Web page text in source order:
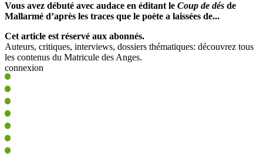
Vous avez débuté avec audace en éditant le Coup de dés de
Mallarmé d’après les traces que le poète a laissées de...
Cet article est réservé aux abonnés.
Auteurs, critiques, interviews, dossiers thématiques: découvrez tous
les contenus du Matricule des Anges.
connexion